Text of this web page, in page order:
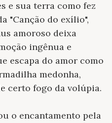
e sua terra como fez
"Canção do exílio",
amoroso deixa
ingênua e
escapa do amor como
medonha,
certo fogo da volúpia.
o encantamento pela